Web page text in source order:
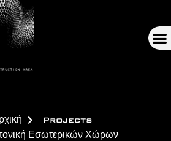
Projects
Εσωτερικών Χώρων